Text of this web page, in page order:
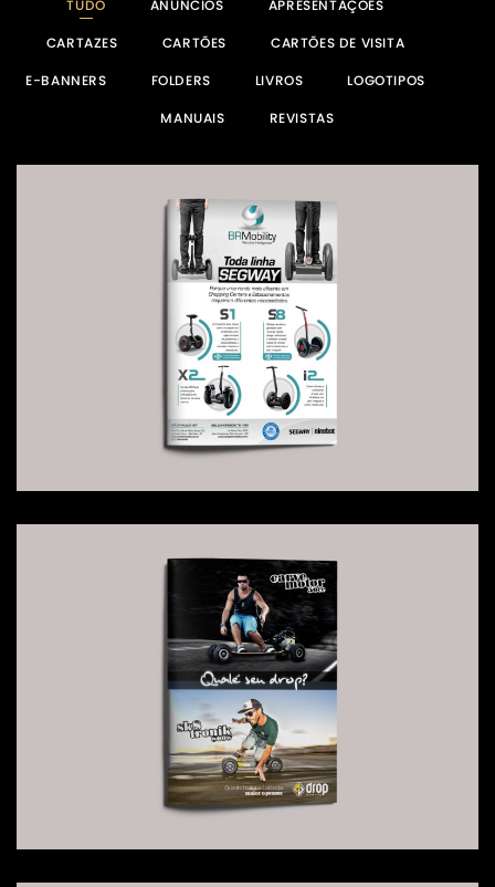
TUDO ANÚNCIOS
APRESENTAÇÕES
CARTAZES
CARTÕES
CARTÕES DE VISITA
E-BANNERS
FOLDERS LIVROS
LOGOTIPOS
MANUAIS
REVISTAS